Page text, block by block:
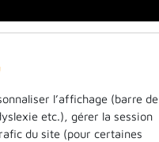
l’affichage (barre de
etc.), gérer la session
du site (pour certaines